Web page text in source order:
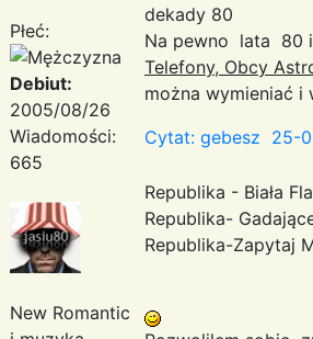
Płeć:
Debiut:
2005/08/26
Wiadomości:
665
New Romantic
dekady 80
Na pewno lata 80
Telefony, Obcy
można wymieniać
Cytat: gebesz 25-
Republika - Biała
Republika-
Republika-Zapytaj